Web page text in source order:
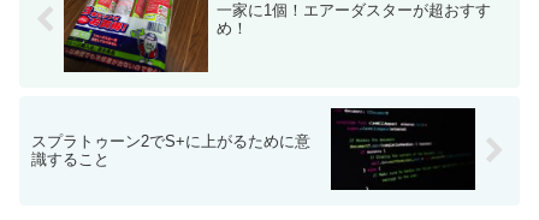
一家に1個！エアーダスターが超おすす
め！
スプラトゥーン2でS+に上がるために意
識すること